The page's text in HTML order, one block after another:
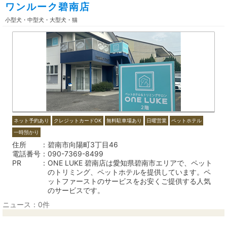
ワンルーク碧南店
小型犬・中型犬・大型犬・猫
ネット予約あり クレジットカードOK 無料駐車場あり 日曜営業
ペットホテル
一時預かり
住所
碧南市向陽町3丁目46
電話番号
090-7369-8499
PR
ONE LUKE 碧南店は愛知県碧南市エリアで、ペット
のトリミング、ペットホテルを提供しています。ペ
ットファーストのサービスをお安くご提供する人気
のサービスです。
ニュース：0件